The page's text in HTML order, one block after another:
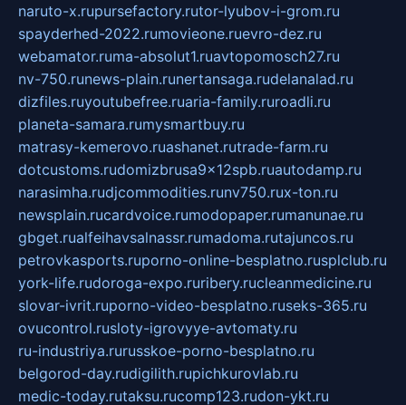
naruto-x.rupursefactory.rutor-lyubov-i-grom.ru
spayderhed-2022.rumovieone.ruevro-dez.ru
webamator.ruma-absolut1.ruavtopomosch27.ru
nv-750.runews-plain.runertansaga.rudelanalad.ru
dizfiles.ruyoutubefree.ruaria-family.ruroadli.ru
planeta-samara.rumysmartbuy.ru
matrasy-kemerovo.ruashanet.rutrade-farm.ru
dotcustoms.rudomizbrusa9x12spb.ruautodamp.ru
narasimha.rudjcommodities.runv750.rux-ton.ru
newsplain.rucardvoice.rumodopaper.rumanunae.ru
gbget.rualfeihavsalnassr.rumadoma.rutajuncos.ru
petrovkasports.ruporno-online-besplatno.rusplclub.ru
york-life.rudoroga-expo.ruribery.rucleanmedicine.ru
slovar-ivrit.ruporno-video-besplatno.ruseks-365.ru
ovucontrol.rusloty-igrovyye-avtomaty.ru
ru-industriya.rurusskoe-porno-besplatno.ru
belgorod-day.rudigilith.rupichkurovlab.ru
medic-today.rutaksu.rucomp123.rudon-ykt.ru